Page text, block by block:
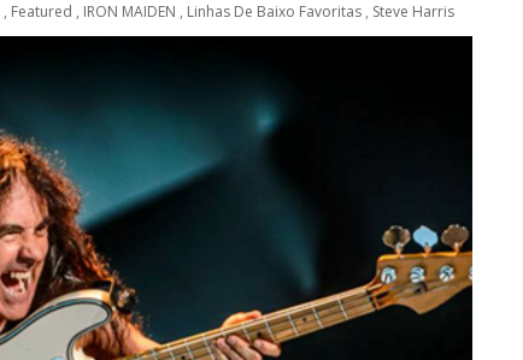
, Featured , IRON MAIDEN , Linhas De Baixo Favoritas , Steve Harris